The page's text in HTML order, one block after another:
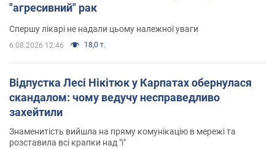
"агресивний" рак
Спершу лікарі не надали цьому належної уваги
6.08.2026 12:46 18,0 т.
Відпустка Лесі Нікітюк у Карпатах обернулася
скандалом: чому ведучу несправедливо
захейтили
Знаменитість вийшла на пряму комунікацію в мережі та
розставила всі крапки над "і"